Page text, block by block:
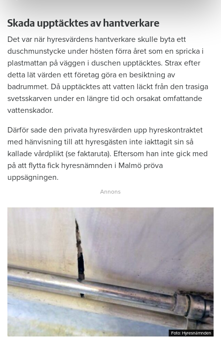
Skada upptäcktes av hantverkare
Det var när hyresvärdens hantverkare skulle byta ett
duschmunstycke under hösten förra året som en spricka i
plastmattan på väggen i duschen upptäcktes. Strax efter
detta lät värden ett företag göra en besiktning av
badrummet. Då upptäcktes att vatten läckt från den trasiga
svetsskarven under en längre tid och orsakat omfattande
vattenskador.
Därför sade den privata hyresvärden upp hyreskontraktet
med hänvisning till att hyresgästen inte iakttagit sin så
kallade vårdplikt (se faktaruta). Eftersom han inte gick med
på att flytta fick hyresnämnden i Malmö pröva
uppsägningen.
Foto: Hyresnämnden
Foto: Hyresnämnden